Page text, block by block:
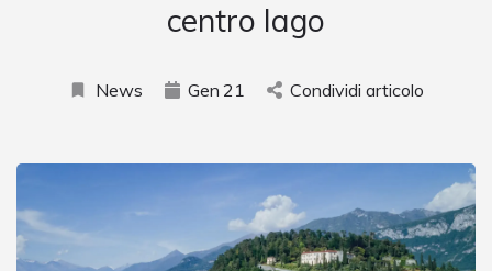
centro lago
News Gen 21 Condividi articolo